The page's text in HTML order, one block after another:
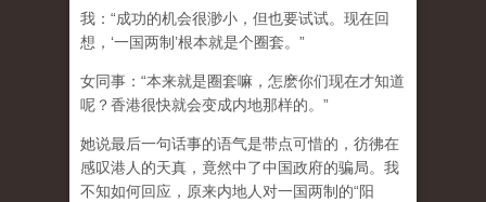
我：“成功的机会很渺小，但也要试试。现在回
想，‘一国两制’根本就是个圈套。”
女同事：“本来就是圈套嘛，怎麽你们现在才知道
呢？香港很快就会变成内地那样的。”
她说最后一句话事的语气是带点可惜的，彷彿在
感叹港人的天真，竟然中了中国政府的骗局。我
不知如何回应，原来内地人对一国两制的“阳